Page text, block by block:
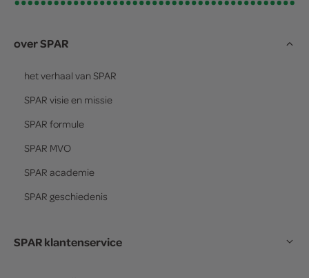
over SPAR
het verhaal van SPAR
SPAR visie en missie
SPAR formule
SPAR MVO
SPAR academie
SPAR geschiedenis
SPAR klantenservice